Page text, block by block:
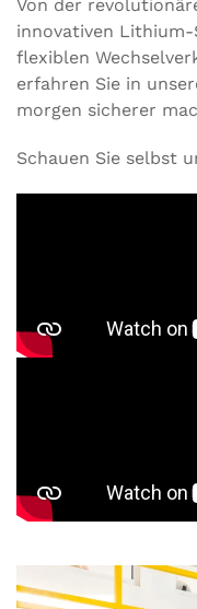
Von der
innovativen
flexiblen
erfahren Sie in
morgen sicherer
Schauen Sie selbst